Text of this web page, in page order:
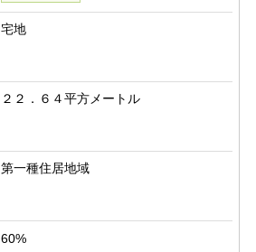
宅地
２２．６４平方メートル
第一種住居地域
60%